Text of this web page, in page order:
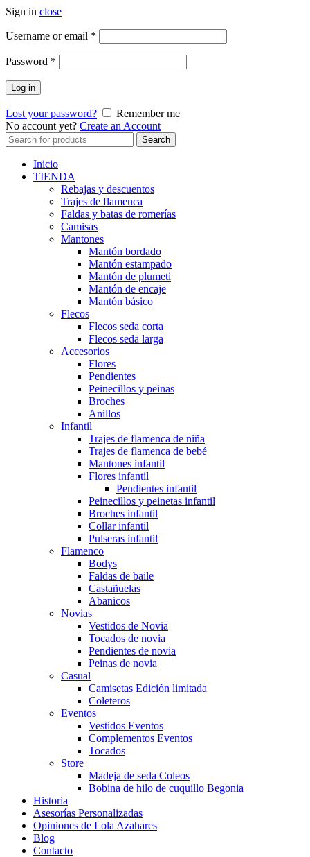
Sign in close
Username or email *
Password *
Log in
Lost your password?
Remember me
No account yet? Create an Account
Search
for:
Search
Inicio
TIENDA
Rebajas y descuentos
Trajes de flamenca
Faldas y batas de romerías
Camisas
Mantones
Mantón bordado
Mantón estampado
Mantón de plumeti
Mantón de encaje
Mantón básico
Flecos
Flecos seda corta
Flecos seda larga
Accesorios
Flores
Pendientes
Peinecillos y peinas
Broches
Anillos
Infantil
Trajes de flamenca de niña
Trajes de flamenca de bebé
Mantones infantil
Flores infantil
Pendientes infantil
Peinecillos y peinetas infantil
Broches infantil
Collar infantil
Pulseras infantil
Flamenco
Bodys
Faldas de baile
Castañuelas
Abanicos
Novias
Vestidos de Novia
Tocados de novia
Pendientes de novia
Peinas de novia
Casual
Camisetas Edición limitada
Coleteros
Eventos
Vestidos Eventos
Complementos Eventos
Tocados
Store
Madeja de seda Coleos
Bobina de hilo de cuquillo Begonia
Historia
Asesorías Personalizadas
Opiniones de Lola Azahares
Blog
Contacto